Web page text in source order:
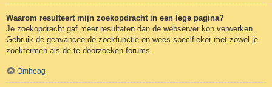
Waarom resulteert mijn zoekopdracht in een lege pagina?
Je zoekopdracht gaf meer resultaten dan de webserver kon verwerken.
Gebruik de geavanceerde zoekfunctie en wees specifieker met zowel je
zoektermen als de te doorzoeken forums.
Omhoog